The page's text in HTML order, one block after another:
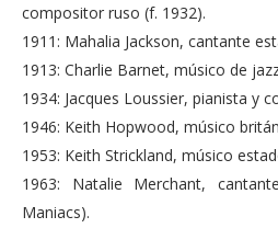
compositor ruso (f. 1932).
1911: Mahalia Jackson, cantante
1913: Charlie Barnet, músico de
1934: Jacques Loussier, pianista y
1946: Keith Hopwood, músico
1953: Keith Strickland, músico
1963: Natalie Merchant,
Maniacs).